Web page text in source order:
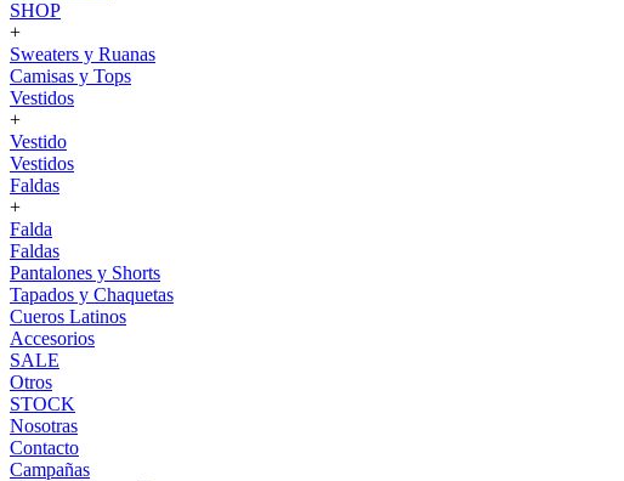
SHOP
+
Sweaters y Ruanas
Camisas y Tops
Vestidos
+
Vestido
Vestidos
Faldas
+
Falda
Faldas
Pantalones y Shorts
Tapados y Chaquetas
Cueros Latinos
Accesorios
SALE
Otros
STOCK
Nosotras
Contacto
Campañas